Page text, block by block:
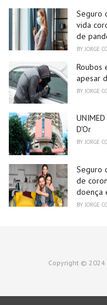
Seguro
vida
de
BY JORGE
Roubos
apesar
BY JORGE
D'Or
BY JORGE
Seguro
de
doença
BY JORGE
Copyright © 2024